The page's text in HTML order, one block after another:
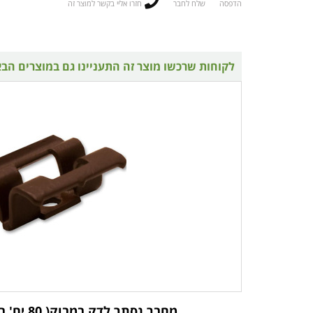
הדפסה שלח לחבר חזרו אליי בקשר למוצר זה
לקוחות שרכשו מוצר זה התעניינו גם במוצרים